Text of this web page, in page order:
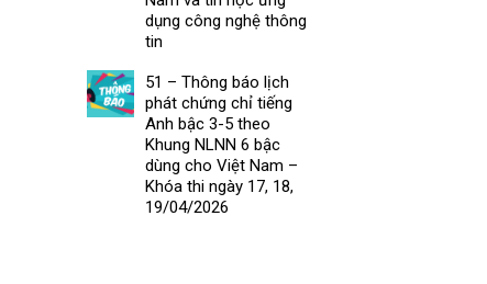
dụng công nghệ thông
tin
51 – Thông báo lịch
phát chứng chỉ tiếng
Anh bậc 3-5 theo
Khung NLNN 6 bậc
dùng cho Việt Nam –
Khóa thi ngày 17, 18,
19/04/2026